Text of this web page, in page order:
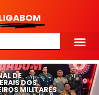
DE
DOS
MILITARES